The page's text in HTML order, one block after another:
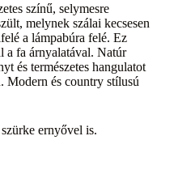
színű, selymesre
melynek szálai kecsesen
a lámpabúra felé. Ez
a fa árnyalatával. Natúr
és természetes hangulatot
Modern és country stílusú
ernyővel is.